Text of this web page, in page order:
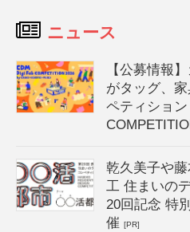
ニュース
【公募情報
がタッグ、
ペティショ
乾久美子や
工 住まいの
20回記念 特
催[PR]